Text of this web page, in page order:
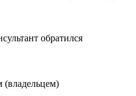
обратился
(владельцем)